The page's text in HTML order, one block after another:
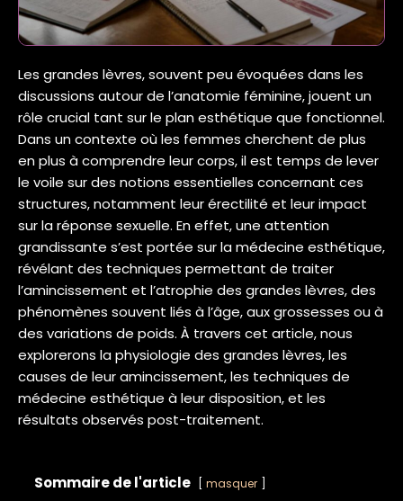
Les grandes lèvres, souvent peu évoquées dans les
discussions autour de l’anatomie féminine, jouent un
rôle crucial tant sur le plan esthétique que fonctionnel.
Dans un contexte où les femmes cherchent de plus
en plus à comprendre leur corps, il est temps de lever
le voile sur des notions essentielles concernant ces
structures, notamment leur érectilité et leur impact
sur la réponse sexuelle. En effet, une attention
grandissante s’est portée sur la médecine esthétique,
révélant des techniques permettant de traiter
l’amincissement et l’atrophie des grandes lèvres, des
phénomènes souvent liés à l’âge, aux grossesses ou à
des variations de poids. À travers cet article, nous
explorerons la physiologie des grandes lèvres, les
causes de leur amincissement, les techniques de
médecine esthétique à leur disposition, et les
résultats observés post-traitement.
Sommaire de l'article masquer